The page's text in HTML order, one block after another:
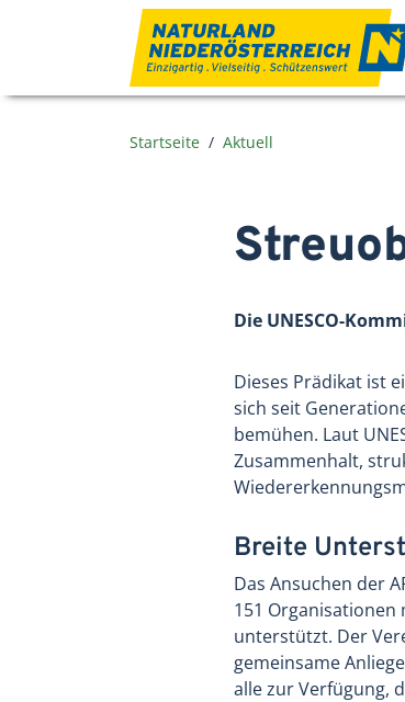
Startseite Aktuell
Die UNESCO-
Dieses Prädikat ist
sich seit
bemühen. Laut
Zusammenhalt,
Breite
Das Ansuchen der
151
unterstützt. Der
gemeinsame
alle zur Verfügung,